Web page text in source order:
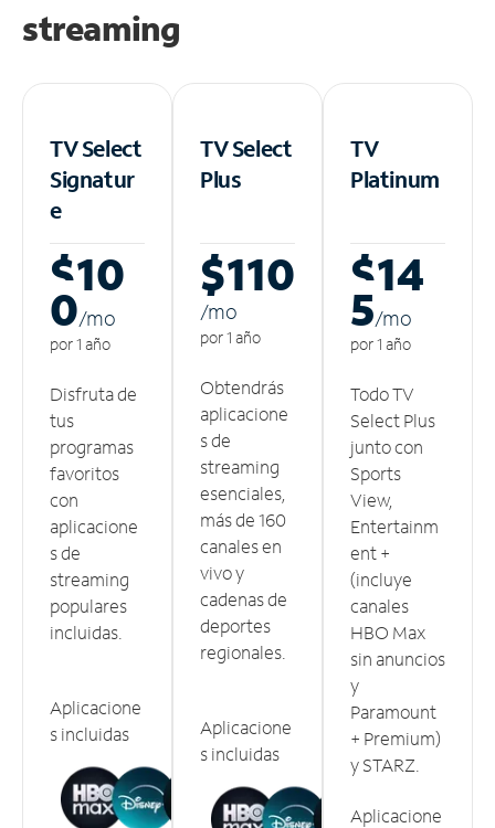
streaming
TV Select
Signatur
e
$10
0/mo
por 1 año
Disfruta de
tus
programas
favoritos
con
aplicacione
s de
streaming
populares
incluidas.
Aplicacione
s incluidas
TV Select
Plus
$110
/mo
por 1 año
Obtendrás
aplicacione
s de
streaming
esenciales,
más de 160
canales en
vivo y
cadenas de
deportes
regionales.
Aplicacione
s incluidas
TV
Platinum
$14
5/mo
por 1 año
Todo TV
Select Plus
junto con
Sports
View,
Entertainm
ent +
(incluye
canales
HBO Max
sin anuncios
y
Paramount
+ Premium)
y STARZ.
Aplicacione